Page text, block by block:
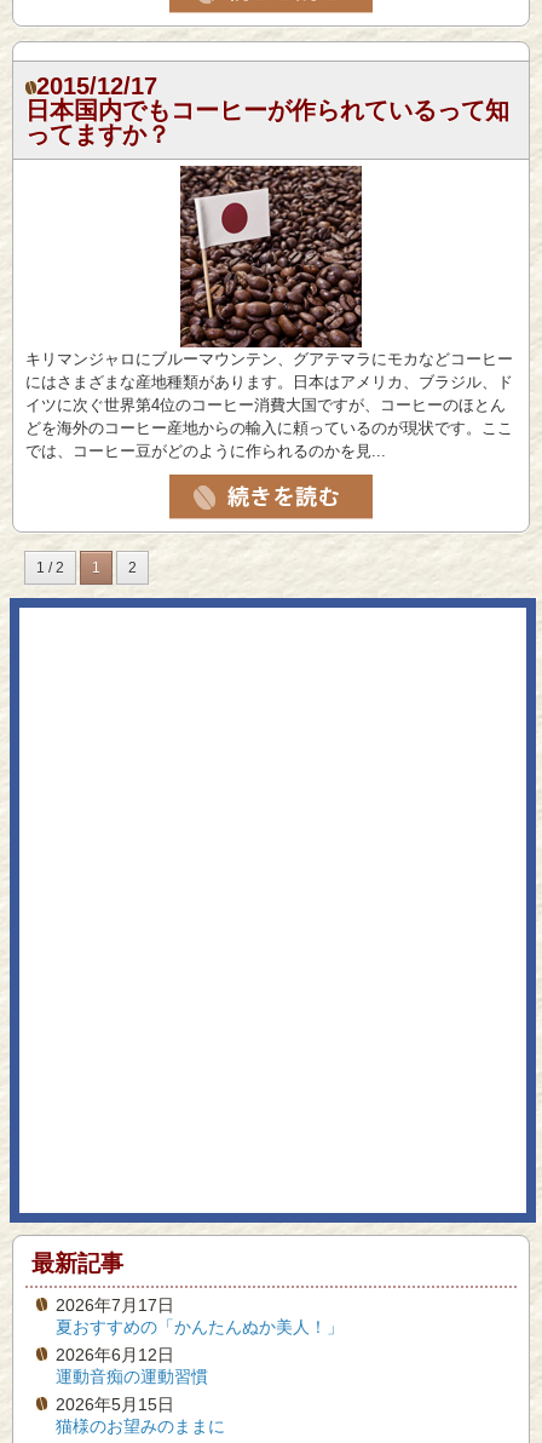
2015/12/17
日本国内でもコーヒーが作られているって知
ってますか？
キリマンジャロにブルーマウンテン、グアテマラにモカなどコーヒー
にはさまざまな産地種類があります。日本はアメリカ、ブラジル、ド
イツに次ぐ世界第4位のコーヒー消費大国ですが、コーヒーのほとん
どを海外のコーヒー産地からの輸入に頼っているのが現状です。ここ
では、コーヒー豆がどのように作られるのかを見...
1 / 2 1 2
最新記事
2026年7月17日
夏おすすめの「かんたんぬか美人！」
2026年6月12日
運動音痴の運動習慣
2026年5月15日
猫様のお望みのままに